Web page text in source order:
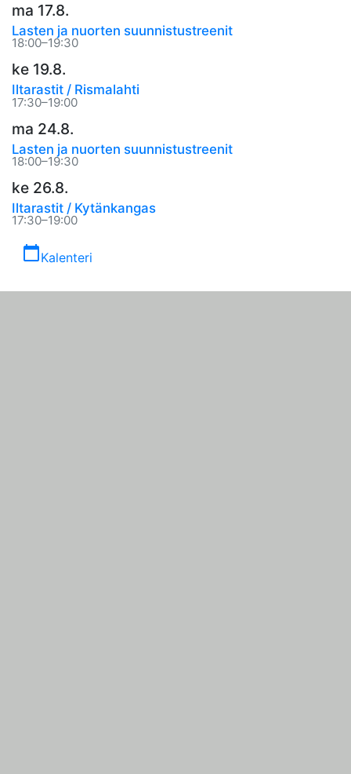
ma 17.8.
Lasten ja nuorten suunnistustreenit
18:00–19:30
ke 19.8.
Iltarastit / Rismalahti
17:30–19:00
ma 24.8.
Lasten ja nuorten suunnistustreenit
18:00–19:30
ke 26.8.
Iltarastit / Kytänkangas
17:30–19:00
calendar_todayKalenteri